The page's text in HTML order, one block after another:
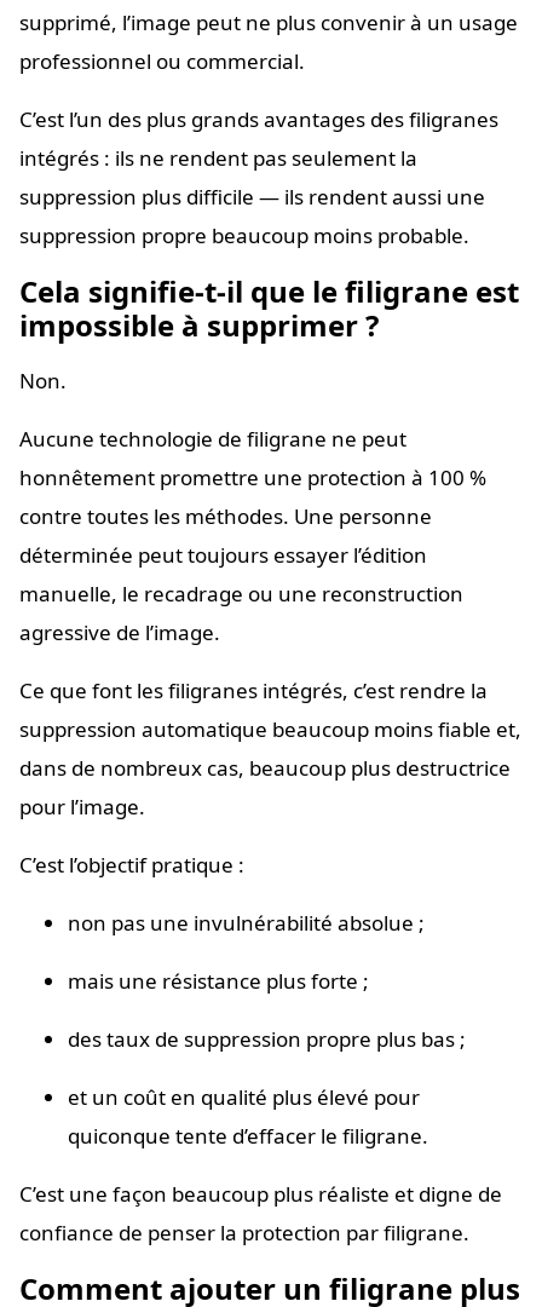
supprimé, l’image peut ne plus convenir à un usage
professionnel ou commercial.
C’est l’un des plus grands avantages des filigranes
intégrés : ils ne rendent pas seulement la
suppression plus difficile — ils rendent aussi une
suppression propre beaucoup moins probable.
Cela signifie-t-il que le filigrane est
impossible à supprimer ?
Non.
Aucune technologie de filigrane ne peut
honnêtement promettre une protection à 100 %
contre toutes les méthodes. Une personne
déterminée peut toujours essayer l’édition
manuelle, le recadrage ou une reconstruction
agressive de l’image.
Ce que font les filigranes intégrés, c’est rendre la
suppression automatique beaucoup moins fiable et,
dans de nombreux cas, beaucoup plus destructrice
pour l’image.
C’est l’objectif pratique :
non pas une invulnérabilité absolue ;
mais une résistance plus forte ;
des taux de suppression propre plus bas ;
et un coût en qualité plus élevé pour
quiconque tente d’effacer le filigrane.
C’est une façon beaucoup plus réaliste et digne de
confiance de penser la protection par filigrane.
Comment ajouter un filigrane plus